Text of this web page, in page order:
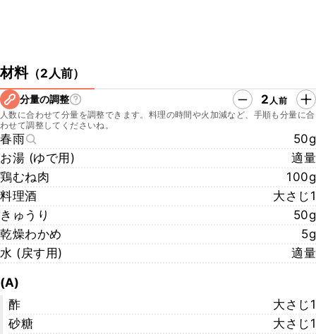
材料（2人前）
分量の調整 2 人前
人数に合わせて分量を調整できます。料理の時間や火加減など、手順も分量に合
わせて調整してくださいね。
春雨
50g
お湯 (ゆで用)
適量
鶏むね肉
100g
料理酒
大さじ1
きゅうり
50g
乾燥わかめ
5g
水 (戻す用)
適量
(A)
酢
大さじ1
砂糖
大さじ1